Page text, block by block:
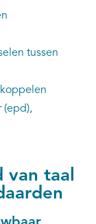
tussen
(epd),
van taal